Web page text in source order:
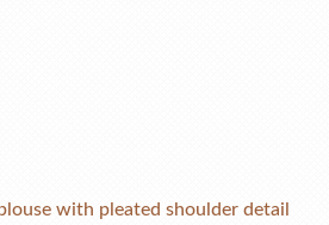
with pleated shoulder detail